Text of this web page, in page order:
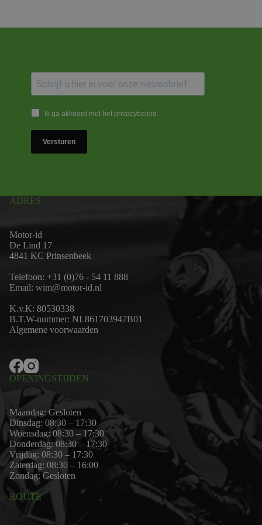
Ik ga akkoord met het privacybeleid.
Versturen
ADRES
Motor-id
De Lind 17
4841 KC Prinsenbeek
Telefoon: +31 (0)76 - 54 11 888
Email: wim@motor-id.nl
K.v.K: 80530338
B.T.W-nummer: NL861703947B01
Algemene voorwaarden
OPENINGSTIJDEN
Maandag: Gesloten
Dinsdag: 08:30 – 17:30
Woensdag: 08:30 – 17:30
Donderdag: 08:30 – 17:30
Vrijdag: 08:30 – 17:30
Zaterdag: 08:30 – 16:00
Zondag: Gesloten
ROUTE